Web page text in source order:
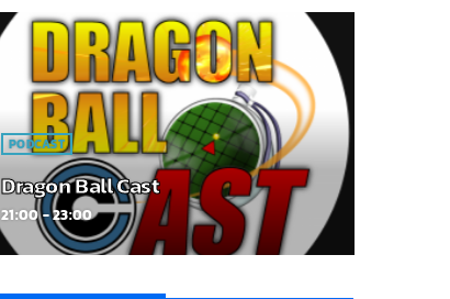
PODCAST
Dragon Ball Cast
21:00 - 23:00